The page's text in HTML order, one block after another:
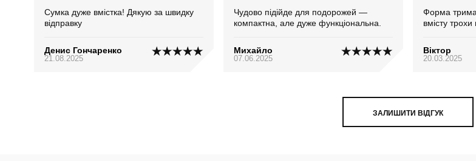
Сумка дуже вмістка! Дякую за швидку
відправку
Денис Гончаренко
21.08.2025
Чудово підійде для подорожей —
компактна, але дуже функціональна.
Михайло
07.06.2025
Форма
вмісту трохи
Віктор
20.03.2025
ЗАЛИШИТИ ВІДГУК